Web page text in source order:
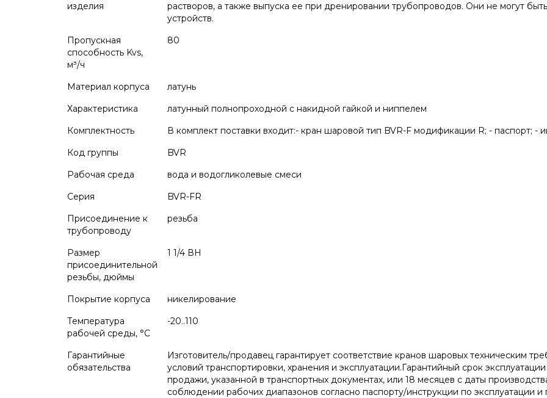
изделия
растворов, а также выпуска ее при дренировании трубопроводов. Они не могут
устройств.
Пропускная
способность Kvs,
м³/ч
80
Материал корпуса
латунь
Характеристика
латунный полнопроходной с накидной гайкой и ниппелем
Комплектность
В комплект поставки входит:- кран шаровой тип BVR-F модификации R; - паспорт; -
Код группы
BVR
Рабочая среда
вода и водогликолевые смеси
Серия
BVR-FR
Присоединение к
трубопроводу
резьба
Размер
присоединительной
резьбы, дюймы
1 1/4 ВН
Покрытие корпуса
никелирование
Температура
рабочей среды, °С
-20..110
Гарантийные
обязательства
Изготовитель/продавец гарантирует соответствие кранов шаровых техническим
условий транспортировки, хранения и эксплуатации.Гарантийный срок
продажи, указанной в транспортных документах, или 18 месяцев с даты
соблюдении рабочих диапазонов согласно паспорту/инструкции по эксплуатации